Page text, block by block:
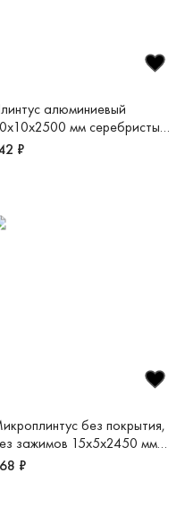
алюминиевый
мм серебристый
Adhesive
₽
без покрытия,
зажимов 15х5х2450 мм
15 classic
₽